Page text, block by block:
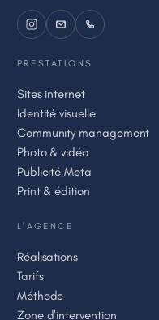
PRESTATIONS
Sites internet
Identité visuelle
Community management
Photo & vidéo
Publicité Meta
Print & édition
L'AGENCE
Réalisations
Tarifs
Méthode
Zone d'intervention